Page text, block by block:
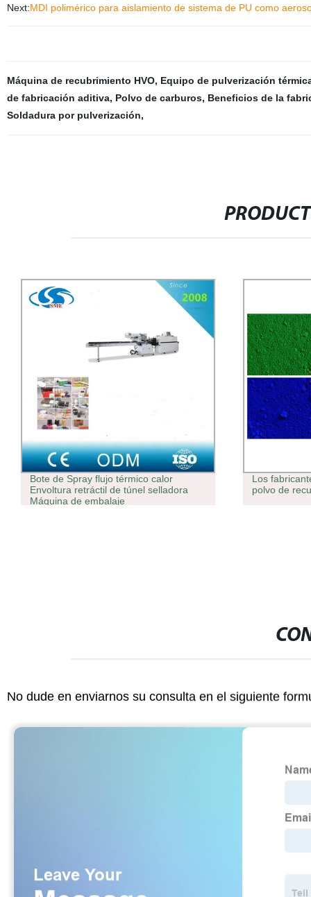
Next:MDI polimérico para aislamiento de sistema de PU como
Máquina de recubrimiento HVO, Equipo de pulverización
de fabricación aditiva, Polvo de carburos, Beneficios de la
Soldadura por pulverización,
Bote de Spray flujo térmico calor
Envoltura retráctil de túnel selladora
Máquina de embalaje
Los
polvo de
No dude en enviarnos su consulta en el siguiente